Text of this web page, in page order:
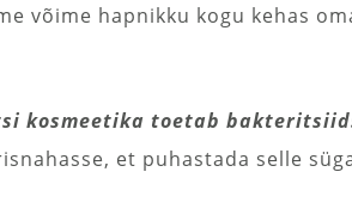
võime hapnikku kogu kehas
kosmeetika toetab
et puhastada selle